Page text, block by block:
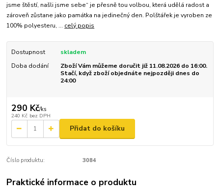
jsme štěstí, našli jsme sebe“ je přesně tou volbou, která udělá radost a
zároveň zůstane jako památka na jedinečný den. Polštářek je vyroben ze
100% polyesteru, ... celý popis
Dostupnost
skladem
Doba dodání
Zboží Vám můžeme doručit již 11.08.2026 do 16:00.
Stačí, když zboží objednáte nejpozději dnes do
24:00
290 Kč/ks
240 Kč bez DPH
Přidat do košíku
Číslo produktu: 3084
Praktické informace o produktu